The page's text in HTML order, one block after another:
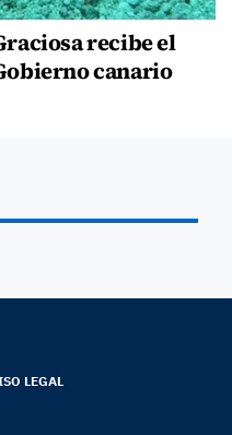
recibe el
canario
LEGAL